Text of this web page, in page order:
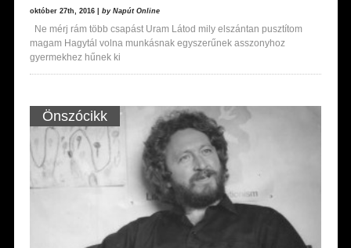
október 27th, 2016 | by Napút Online
Ne mérj rám több csapást Uram Látod mily elszántan pusztítom
magam Hagytál volna munkásnak egyszerűnek asszonyhoz
gyermekhez hűnek ki
Önszócikk